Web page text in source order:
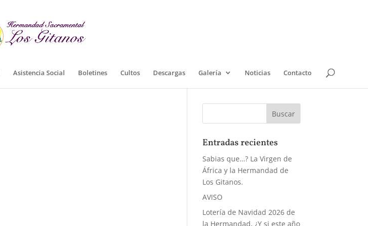
Asistencia Social Boletines Cultos Descargas Galería Noticias Contacto
Entradas recientes
Sabias que…? La Virgen de
África y la Hermandad de
Los Gitanos.
AVISO
Lotería de Navidad 2026 de
la Hermandad, ¿Y si este año